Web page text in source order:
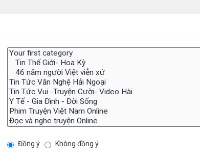
Đồng ý Không đồng ý